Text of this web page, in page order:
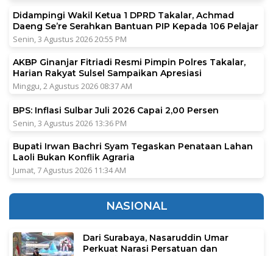
Didampingi Wakil Ketua 1 DPRD Takalar, Achmad
Daeng Se’re Serahkan Bantuan PIP Kepada 106 Pelajar
Senin, 3 Agustus 2026 20:55 PM
AKBP Ginanjar Fitriadi Resmi Pimpin Polres Takalar,
Harian Rakyat Sulsel Sampaikan Apresiasi
Minggu, 2 Agustus 2026 08:37 AM
BPS: Inflasi Sulbar Juli 2026 Capai 2,00 Persen
Senin, 3 Agustus 2026 13:36 PM
Bupati Irwan Bachri Syam Tegaskan Penataan Lahan
Laoli Bukan Konflik Agraria
Jumat, 7 Agustus 2026 11:34 AM
NASIONAL
Dari Surabaya, Nasaruddin Umar
Perkuat Narasi Persatuan dan